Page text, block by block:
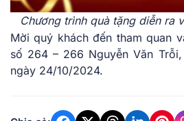
Chương trình quà tặng diễn ra
Mời quý khách đến tham quan
số 264 – 266 Nguyễn Văn
ngày 24/10/2024.